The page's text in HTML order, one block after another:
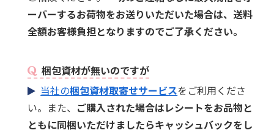
ーバーするお荷物をお送りいただいた場合は、送料
全額お客様負担となりますのでご了承ください。
梱包資材が無いのですが
当社の梱包資材取寄せサービスをご利用くださ
い。また、 ご購入された場合はレシートをお品物と
ともに同梱いただけましたらキャッシュバックをし